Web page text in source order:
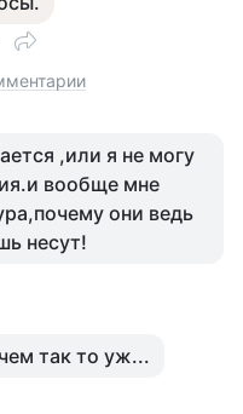
,или я не могу
вообще мне
они ведь
несут!
так то уж...